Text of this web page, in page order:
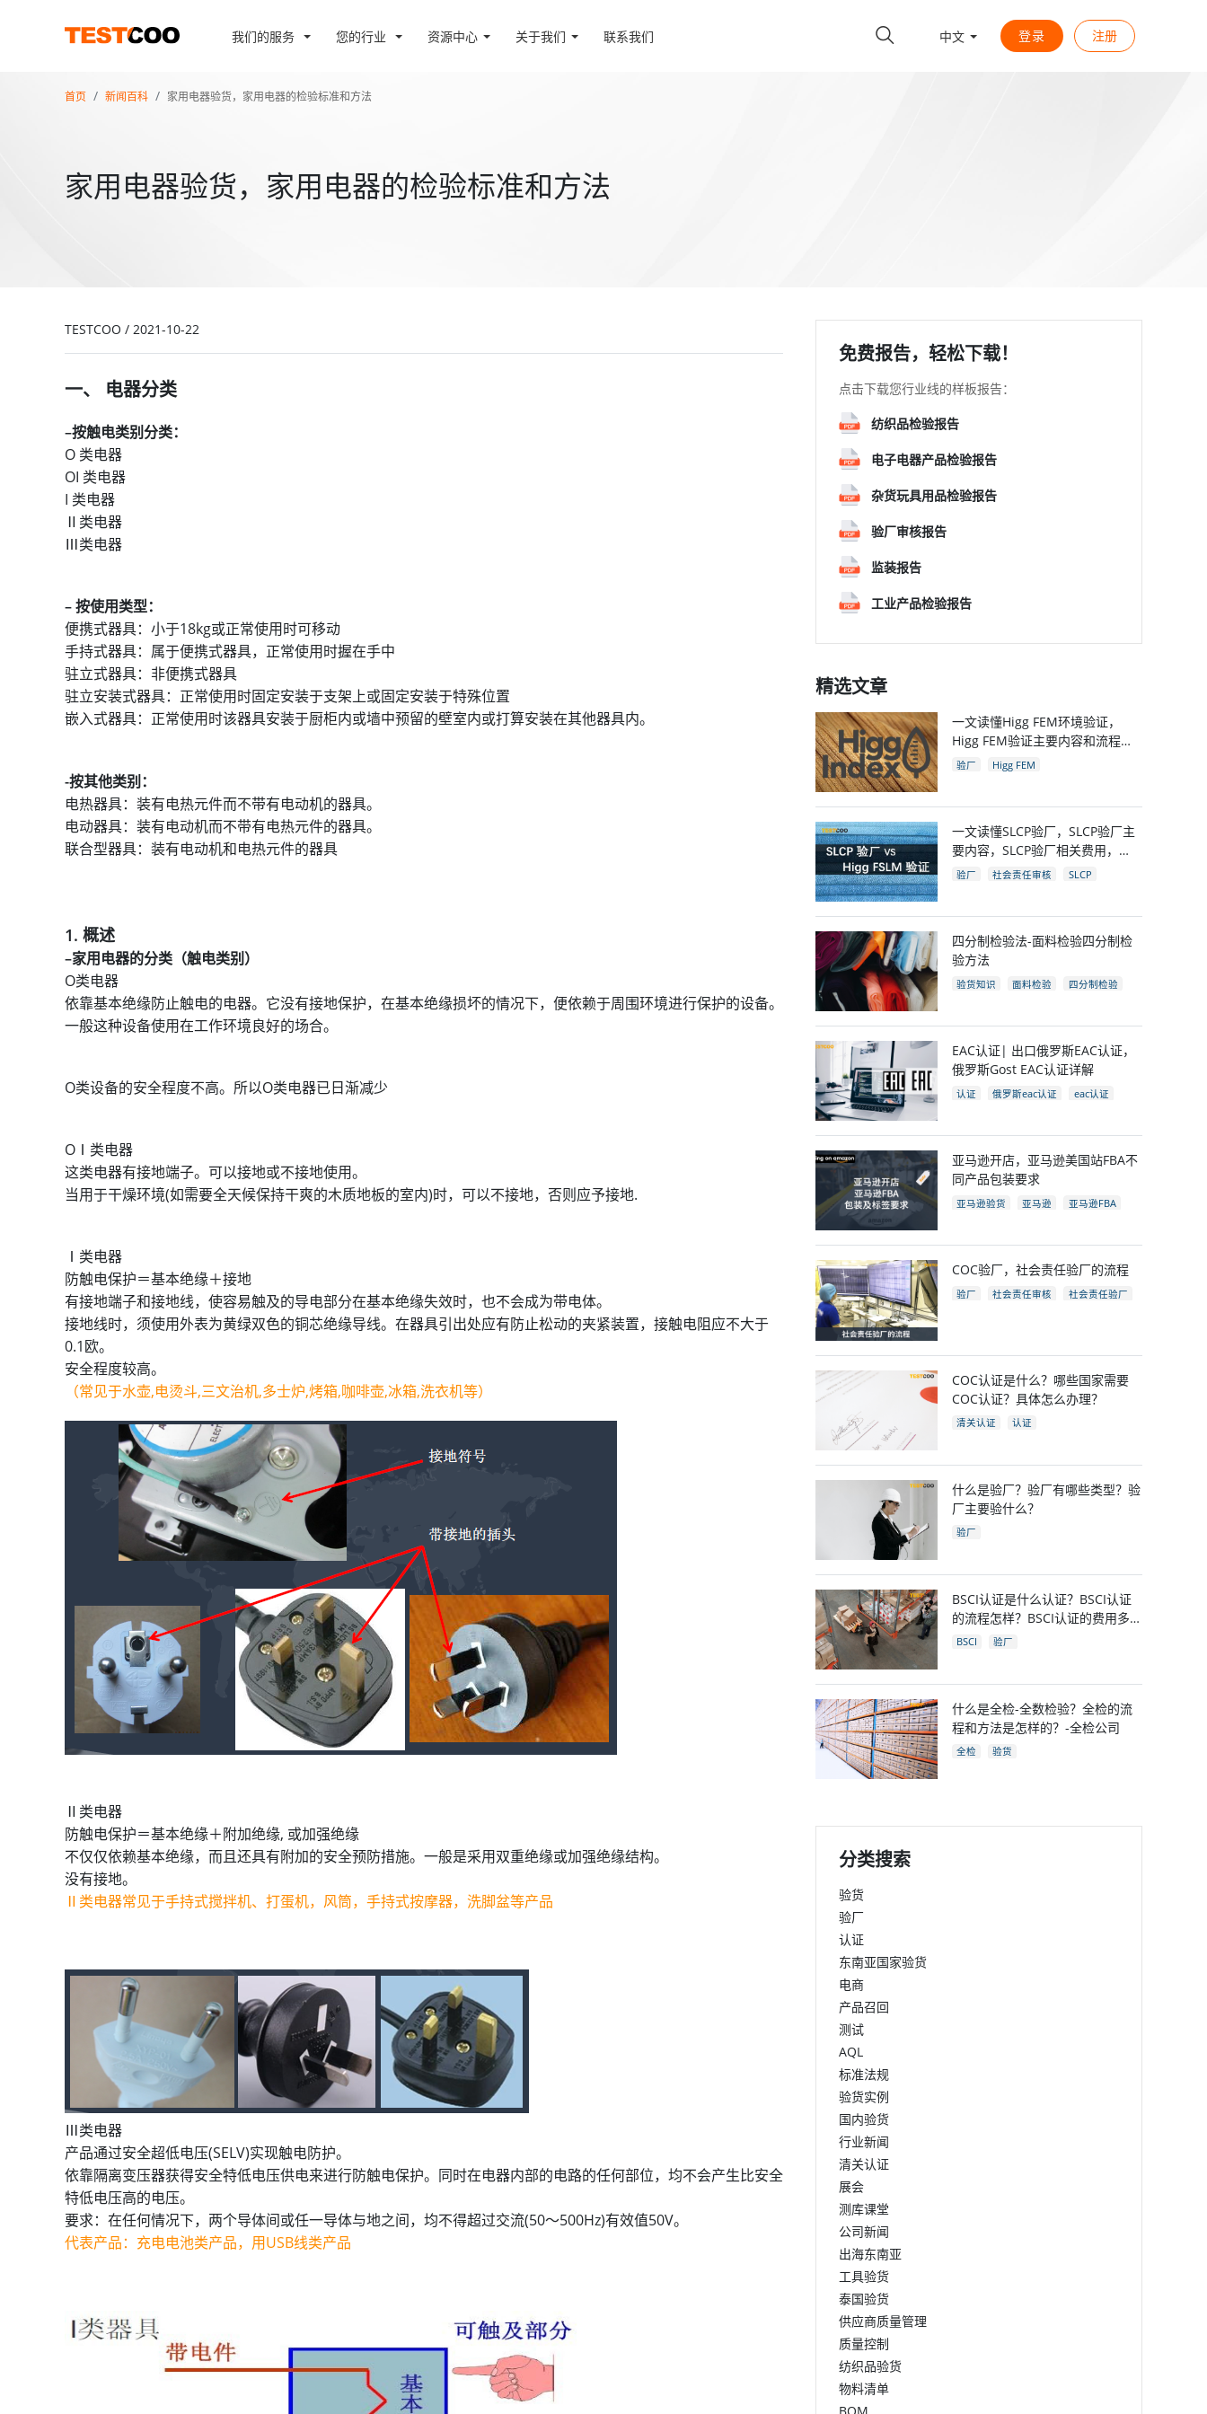
我们的服务 您的行业 资源中心 关于我们 联系我们 中文 登录 注册
首页 新闻百科 家用电器验货，家用电器的检验标准和方法
家用电器验货，家用电器的检验标准和方法
TESTCOO / 2021-10-22
一、 电器分类
–按触电类别分类：
O 类电器
OI 类电器
I 类电器
Ⅱ类电器
Ⅲ类电器
–按使用类型：
便携式器具：小于18kg或正常使用时可移动
手持式器具：属于便携式器具，正常使用时握在手中
驻立式器具：非便携式器具
驻立安装式器具：正常使用时固定安装于支架上或固定安装于特殊位置
嵌入式器具：正常使用时该器具安装于厨柜内或墙中预留的壁室内或打算安装在其他器具内。
-按其他类别：
电热器具：装有电热元件而不带有电动机的器具。
电动器具：装有电动机而不带有电热元件的器具。
联合型器具：装有电动机和电热元件的器具
1. 概述
–家用电器的分类（触电类别）
O类电器
依靠基本绝缘防止触电的电器。它没有接地保护，在基本绝缘损坏的情况下，便依赖于周围环境进行保护的设备。
一般这种设备使用在工作环境良好的场合。
O类设备的安全程度不高。所以O类电器已日渐减少
OⅠ类电器
这类电器有接地端子。可以接地或不接地使用。
当用于干燥环境(如需要全天候保持干爽的木质地板的室内)时，可以不接地，否则应予接地.
Ⅰ类电器
防触电保护＝基本绝缘＋接地
有接地端子和接地线，使容易触及的导电部分在基本绝缘失效时，也不会成为带电体。
接地线时，须使用外表为黄绿双色的铜芯绝缘导线。在器具引出处应有防止松动的夹紧装置，接触电阻应不大于
0.1欧。
安全程度较高。
（常见于水壶,电烫斗,三文治机,多士炉,烤箱,咖啡壶,冰箱,洗衣机等）
Ⅱ类电器
防触电保护＝基本绝缘＋附加绝缘, 或加强绝缘
不仅仅依赖基本绝缘，而且还具有附加的安全预防措施。一般是采用双重绝缘或加强绝缘结构。
没有接地。
Ⅱ类电器常见于手持式搅拌机、打蛋机，风筒，手持式按摩器，洗脚盆等产品
Ⅲ类电器
产品通过安全超低电压(SELV)实现触电防护。
依靠隔离变压器获得安全特低电压供电来进行防触电保护。同时在电器内部的电路的任何部位，均不会产生比安全
特低电压高的电压。
要求：在任何情况下，两个导体间或任一导体与地之间，均不得超过交流(50～500Hz)有效值50V。
代表产品：充电电池类产品，用USB线类产品
免费报告，轻松下载！
点击下载您行业线的样板报告：
纺织品检验报告
电子电器产品检验报告
杂货玩具用品检验报告
验厂审核报告
监装报告
工业产品检验报告
精选文章
一文读懂Higg FEM环境验证，
Higg FEM验证主要内容和流程，
和Higg验厂关系
验厂 Higg FEM
一文读懂SLCP验厂，SLCP验厂主
要内容，SLCP验厂相关费用，
SLCP企业自评及审核流程
验厂 社会责任审核 SLCP
四分制检验法-面料检验四分制检
验方法
验货知识 面料检验 四分制检验
EAC认证| 出口俄罗斯EAC认证，
俄罗斯Gost EAC认证详解
认证 俄罗斯eac认证
eac认证
亚马逊开店，亚马逊美国站FBA不
同产品包装要求
亚马逊验货 亚马逊
亚马逊FBA
电商
跨境电商
COC验厂，社会责任验厂的流程
验厂 社会责任审核
社会责任验厂
COC认证是什么？哪些国家需要
COC认证？具体怎么办理？
清关认证 认证
什么是验厂？验厂有哪些类型？验
厂主要验什么？
验厂
BSCI认证是什么认证？BSCI认证
的流程怎样？BSCI认证的费用多
少？
BSCI 验厂
什么是全检-全数检验？全检的流
程和方法是怎样的？-全检公司
全检 验货
分类搜索
验货
验厂
认证
东南亚国家验货
电商
产品召回
测试
AQL
标准法规
验货实例
国内验货
行业新闻
清关认证
展会
测库课堂
公司新闻
出海东南亚
工具验货
泰国验货
供应商质量管理
质量控制
纺织品验货
物料清单